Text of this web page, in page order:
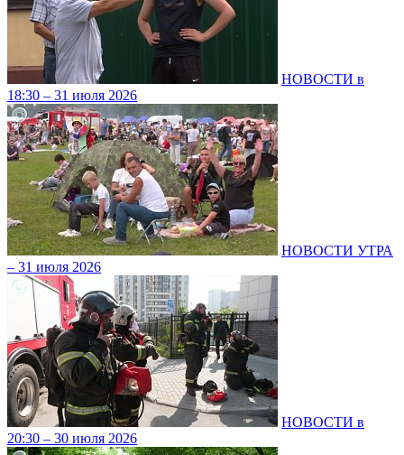
НОВОСТИ в
18:30 – 31 июля 2026
НОВОСТИ УТРА
– 31 июля 2026
НОВОСТИ в
20:30 – 30 июля 2026